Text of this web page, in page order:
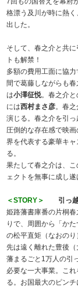
格漂う及川が時に熱
出した。
そして、春之介と共
トも解禁！
多額の費用工面に協
間で葛藤しながらも
は小澤征悦。春之介と
には西村まさ彦。春
演じる。 春之介を引
圧倒的な存在感で映
界を代表する豪華キ
る。
果たして春之介は、
ェクトを無事に成し
＜STORY＞
引っ
姫路藩書庫番の片桐
りで、周囲から「か
の松平直矩（なおの
先は遠く離れた豊後（
藩まるごと1万人の引
必要な一大事業。こ
る。お国最大のピン